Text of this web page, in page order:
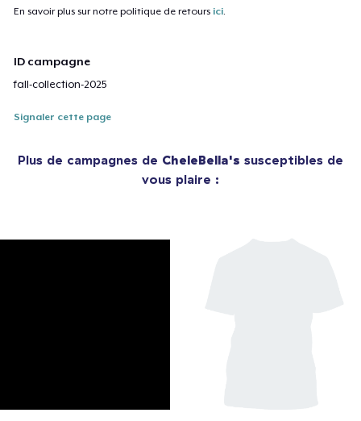
En savoir plus sur notre politique de retours ici.
ID campagne
fall-collection-2025
Signaler cette page
Plus de campagnes de CheleBella's susceptibles de
vous plaire :